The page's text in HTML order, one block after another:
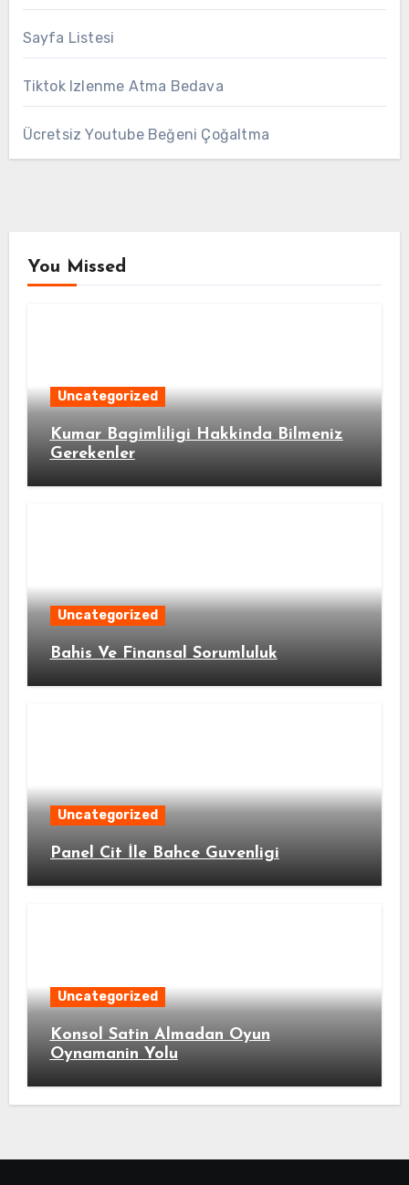
Sayfa Listesi
Tiktok Izlenme Atma Bedava
Ücretsiz Youtube Beğeni Çoğaltma
You Missed
Uncategorized
Kumar Bagimliligi Hakkinda Bilmeniz
Gerekenler
Uncategorized
Bahis Ve Finansal Sorumluluk
Uncategorized
Panel Cit İle Bahce Guvenligi
Uncategorized
Konsol Satin Almadan Oyun
Oynamanin Yolu